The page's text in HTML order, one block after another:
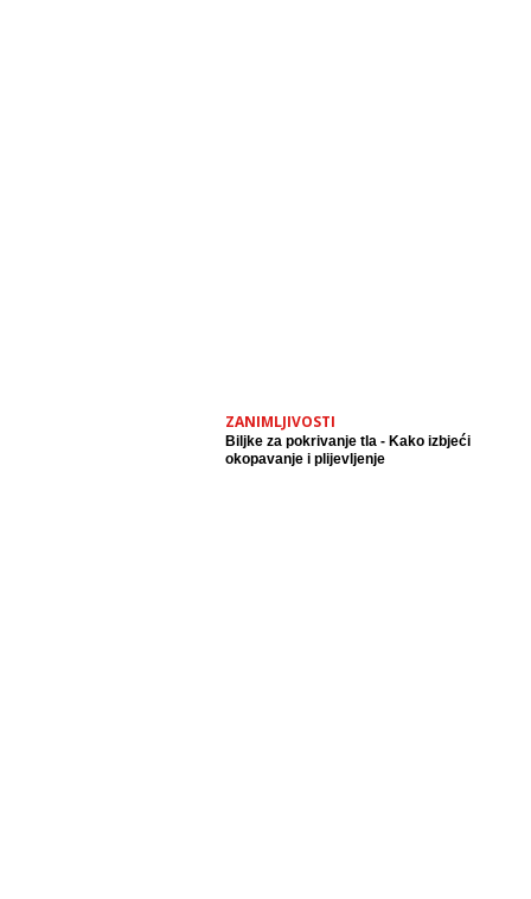
ZANIMLJIVOSTI
Biljke za pokrivanje tla - Kako izbjeći
okopavanje i plijevljenje